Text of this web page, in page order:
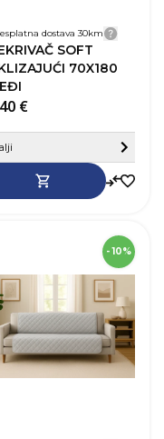
detalje
dostava 30km Detalji
SOFT
70X180
€
253943
70 cm
60 cm
Smeđa
Poliester
- 10%